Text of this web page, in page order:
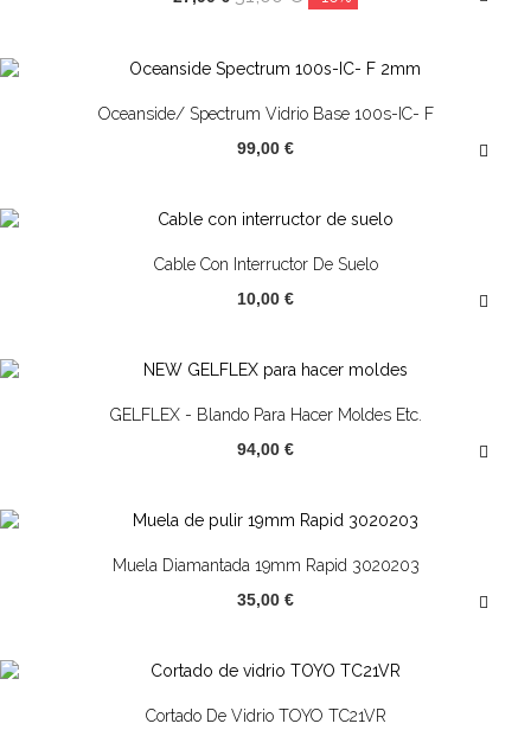
Oceanside/ Spectrum Vidrio Base 100s-IC- F
99,00 €
Cable Con Interructor De Suelo
10,00 €
GELFLEX - Blando Para Hacer Moldes Etc.
94,00 €
Muela Diamantada 19mm Rapid 3020203
35,00 €
Cortado De Vidrio TOYO TC21VR